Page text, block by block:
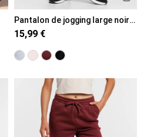
Pantalon de jogging large noir
femme
15,99 €